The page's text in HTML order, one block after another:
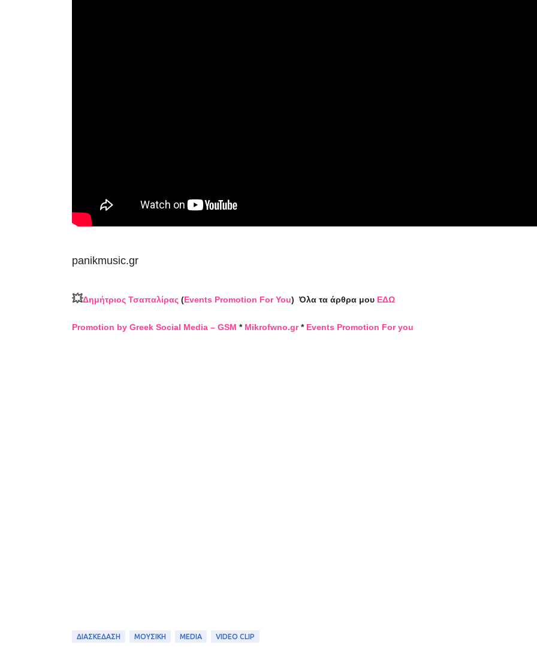
panikmusic.gr
💥Δημήτριος Τσαπαλίρας(Events Promotion For You) Όλα τα άρθρα μου ΕΔΩ
Promotion by Greek Social Media – GSM * Mikrofwno.gr* Events Promotion For you
ΔΙΑΣΚΕΔΑΣΗ ΜΟΥΣΙΚΗ MEDIA VIDEO CLIP